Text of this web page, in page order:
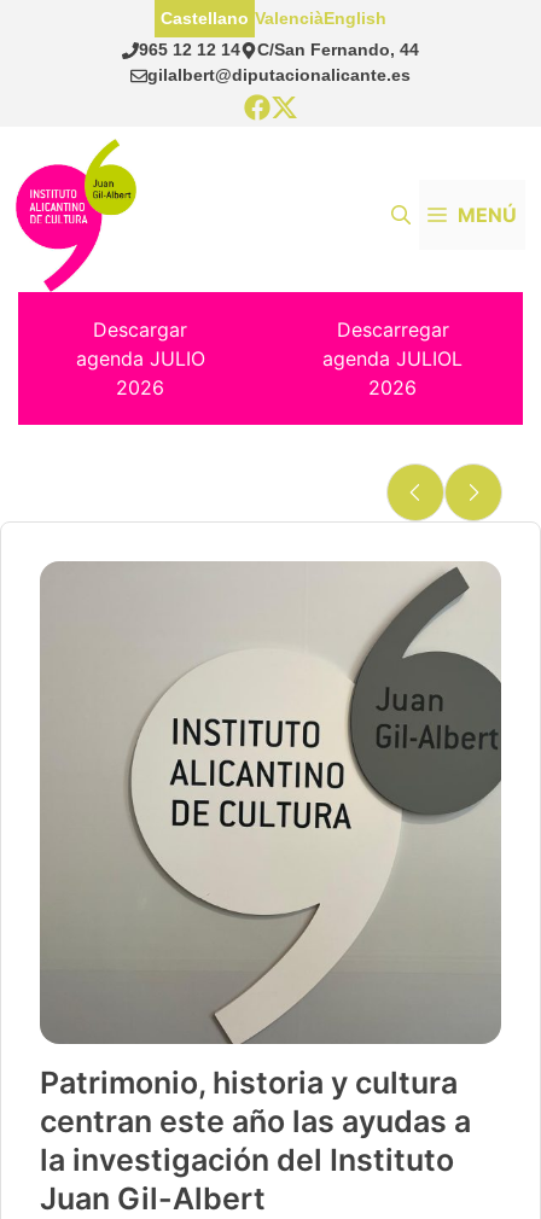
965 12 12 14
C/San Fernando, 44
gilalbert@diputacionalicante.es
Castellano ValenciàEnglish
MENÚ
Descargar
agenda JULIO
2026
Descarregar
agenda JULIOL
2026
Patrimonio, historia y cultura
centran este año las ayudas a
la investigación del Instituto
Juan Gil-Albert